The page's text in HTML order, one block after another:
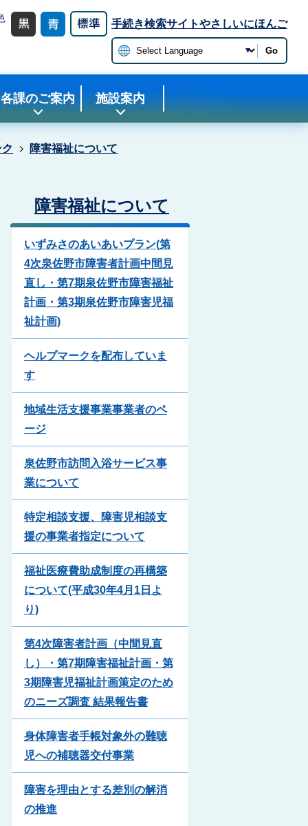
手続き検索サイトやさしいにほんご
Go
各課のご案内 施設案内
障害福祉について
障害福祉について
いずみさのあいあいプラン(第
4次泉佐野市障害者計画中間見
直し・第7期泉佐野市障害福祉
計画・第3期泉佐野市障害児福
祉計画)
ヘルプマークを配布していま
す
地域生活支援事業事業者のペ
ージ
泉佐野市訪問入浴サービス事
業について
特定相談支援、障害児相談支
援の事業者指定について
福祉医療費助成制度の再構築
について(平成30年4月1日よ
り)
第4次障害者計画（中間見直
し）・第7期障害福祉計画・第
3期障害児福祉計画策定のため
のニーズ調査 結果報告書
身体障害者手帳対象外の難聴
児への補聴器交付事業
障害を理由とする差別の解消
の推進